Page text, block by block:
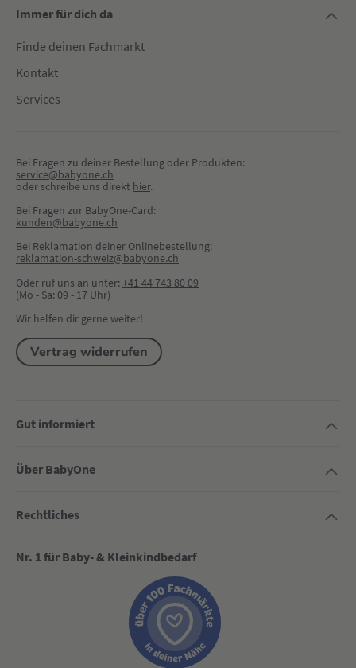
Immer für dich da
Finde deinen Fachmarkt
Kontakt
Services
Bei Fragen zu deiner Bestellung oder Produkten:
service@babyone.ch
oder schreibe uns direkt hier.
Bei Fragen zur BabyOne-Card:
kunden@babyone.ch
Bei Reklamation deiner Onlinebestellung:
reklamation-schweiz@babyone.ch
Oder ruf uns an unter:+41 44 743 80 09
(Mo - Sa: 09 - 17 Uhr)
Wir helfen dir gerne weiter!
Vertrag widerrufen
Gut informiert
Über BabyOne
Rechtliches
Nr. 1 für Baby- & Kleinkindbedarf